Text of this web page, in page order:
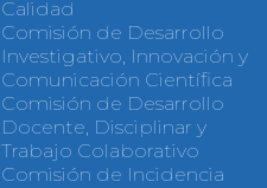
Calidad
Comisión de Desarrollo
Investigativo, Innovación y
Comunicación Científica
Comisión de Desarrollo
Docente, Disciplinar y
Trabajo Colaborativo
Comisión de Incidencia